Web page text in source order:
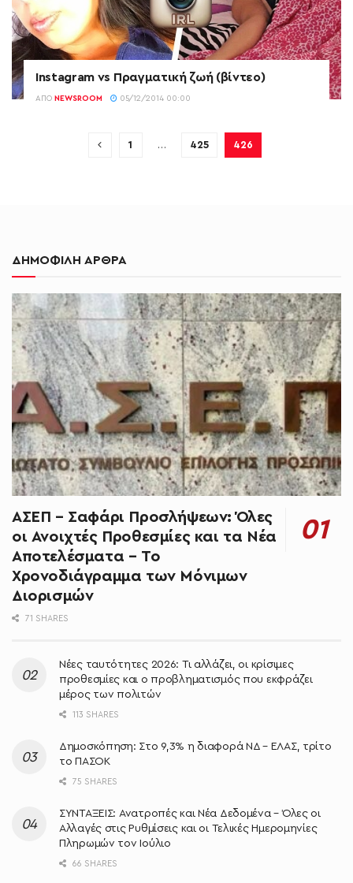
Instagram vs Πραγματική ζωή (βίντεο)
ΑΠΌ NEWSROOM 05/12/2014 00:00
1 … 425 426
ΔΗΜΟΦΙΛΗ ΑΡΘΡΑ
ΑΣΕΠ – Σαφάρι Προσλήψεων: Όλες
οι Ανοιχτές Προθεσμίες και τα Νέα
Αποτελέσματα – Το
Χρονοδιάγραμμα των Μόνιμων
Διορισμών
71 SHARES
Νέες ταυτότητες 2026: Τι αλλάζει, οι κρίσιμες
προθεσμίες και ο προβληματισμός που εκφράζει
μέρος των πολιτών
113 SHARES
Δημοσκόπηση: Στο 9,3% η διαφορά ΝΔ – ΕΛΑΣ, τρίτο
το ΠΑΣΟΚ
75 SHARES
ΣΥΝΤΑΞΕΙΣ: Ανατροπές και Νέα Δεδομένα – Όλες οι
Αλλαγές στις Ρυθμίσεις και οι Τελικές Ημερομηνίες
Πληρωμών τον Ιούλιο
66 SHARES